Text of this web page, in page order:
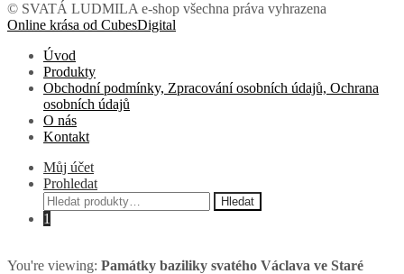
© SVATÁ LUDMILA e-shop všechna práva vyhrazena
Online krása od CubesDigital
Úvod
Produkty
Obchodní podmínky, Zpracování osobních údajů, Ochrana
osobních údajů
O nás
Kontakt
Můj účet
Prohledat
Hledat:
Hledat
1
You're viewing: Památky baziliky svatého Václava ve Staré